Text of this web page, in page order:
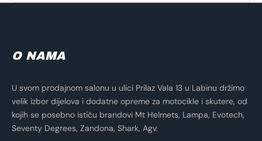
O NAMA
U svom prodajnom salonu u ulici Prilaz Vala 13 u Labinu držimo
velik izbor dijelova i dodatne opreme za motocikle i skutere, od
kojih se posebno ističu brandovi Mt Helmets, Lampa, Evotech,
Seventy Degrees, Zandona, Shark, Agv.